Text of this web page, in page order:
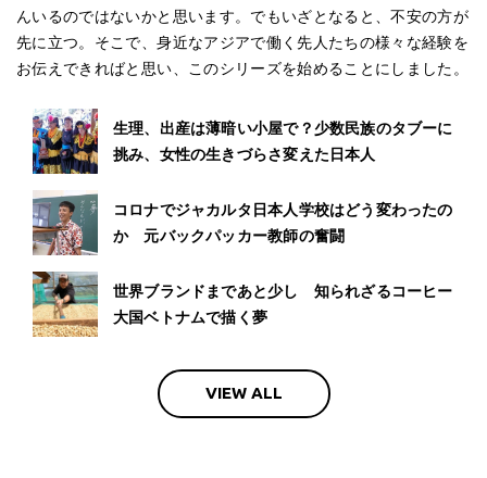
んいるのではないかと思います。でもいざとなると、不安の方が
先に立つ。そこで、身近なアジアで働く先人たちの様々な経験を
お伝えできればと思い、このシリーズを始めることにしました。
生理、出産は薄暗い小屋で？少数民族のタブーに
挑み、女性の生きづらさ変えた日本人
コロナでジャカルタ日本人学校はどう変わったの
か 元バックパッカー教師の奮闘
世界ブランドまであと少し 知られざるコーヒー
大国ベトナムで描く夢
VIEW ALL